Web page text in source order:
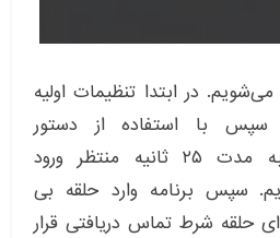
می‌شویم. در ابتدا تنظیمات اولیه
با استفاده از دستور
gsm_waitForRegister به مدت ۲۵ ثانیه منتظر ورود
سپس برنامه وارد حلقه بی
حلقه شرط تماس دریافتی قرار